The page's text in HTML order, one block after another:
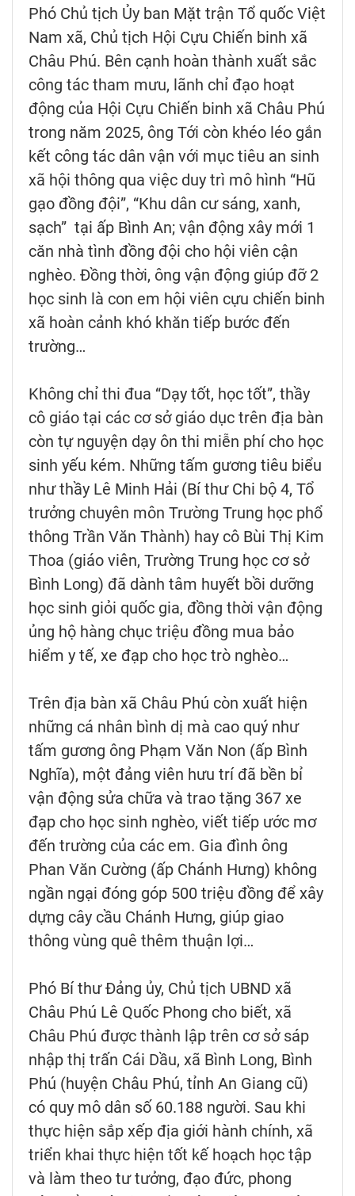
Phó Chủ tịch Ủy ban Mặt trận Tổ quốc Việt
Nam xã, Chủ tịch Hội Cựu Chiến binh xã
Châu Phú. Bên cạnh hoàn thành xuất sắc
công tác tham mưu, lãnh chỉ đạo hoạt
động của Hội Cựu Chiến binh xã Châu Phú
trong năm 2025, ông Tới còn khéo léo gắn
kết công tác dân vận với mục tiêu an sinh
xã hội thông qua việc duy trì mô hình “Hũ
gạo đồng đội”, “Khu dân cư sáng, xanh,
sạch” tại ấp Bình An; vận động xây mới 1
căn nhà tình đồng đội cho hội viên cận
nghèo. Đồng thời, ông vận động giúp đỡ 2
học sinh là con em hội viên cựu chiến binh
xã hoàn cảnh khó khăn tiếp bước đến
trường…
Không chỉ thi đua “Dạy tốt, học tốt”, thầy
cô giáo tại các cơ sở giáo dục trên địa bàn
còn tự nguyện dạy ôn thi miễn phí cho học
sinh yếu kém. Những tấm gương tiêu biểu
như thầy Lê Minh Hải (Bí thư Chi bộ 4, Tổ
trưởng chuyên môn Trường Trung học phổ
thông Trần Văn Thành) hay cô Bùi Thị Kim
Thoa (giáo viên, Trường Trung học cơ sở
Bình Long) đã dành tâm huyết bồi dưỡng
học sinh giỏi quốc gia, đồng thời vận động
ủng hộ hàng chục triệu đồng mua bảo
hiểm y tế, xe đạp cho học trò nghèo…
Trên địa bàn xã Châu Phú còn xuất hiện
những cá nhân bình dị mà cao quý như
tấm gương ông Phạm Văn Non (ấp Bình
Nghĩa), một đảng viên hưu trí đã bền bỉ
vận động sửa chữa và trao tặng 367 xe
đạp cho học sinh nghèo, viết tiếp ước mơ
đến trường của các em. Gia đình ông
Phan Văn Cường (ấp Chánh Hưng) không
ngần ngại đóng góp 500 triệu đồng để xây
dựng cây cầu Chánh Hưng, giúp giao
thông vùng quê thêm thuận lợi…
Phó Bí thư Đảng ủy, Chủ tịch UBND xã
Châu Phú Lê Quốc Phong cho biết, xã
Châu Phú được thành lập trên cơ sở sáp
nhập thị trấn Cái Dầu, xã Bình Long, Bình
Phú (huyện Châu Phú, tỉnh An Giang cũ)
có quy mô dân số 60.188 người. Sau khi
thực hiện sắp xếp địa giới hành chính, xã
triển khai thực hiện tốt kế hoạch học tập
và làm theo tư tưởng, đạo đức, phong